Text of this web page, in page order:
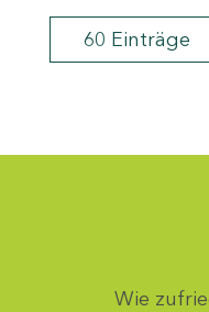
60 Einträge
Wie